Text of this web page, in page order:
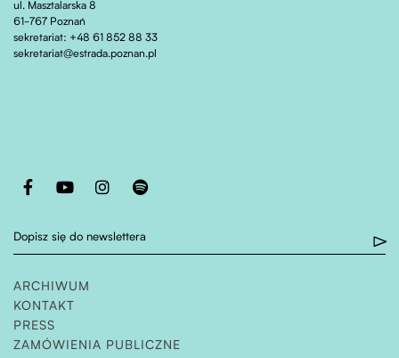
ul. Masztalarska 8
61-767 Poznań
sekretariat: +48 61 852 88 33
sekretariat@estrada.poznan.pl
Otwiera stronę w nowej karcie
Otwiera stronę w nowej karcie
Otwiera stronę w nowej karcie
Otwiera stronę w nowej karcie
Dopisz się do newslettera
ARCHIWUM
KONTAKT
PRESS
ZAMÓWIENIA PUBLICZNE